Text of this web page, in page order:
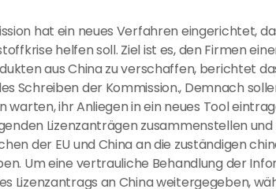
hat ein neues Verfahren eingerichtet,
helfen soll. Ziel ist es, den Firmen
aus China zu verschaffen, berichtet
Schreiben der Kommission., Demnach
warten, ihr Anliegen in ein neues Tool
Lizenzanträgen zusammenstellen
der EU und China an die zuständigen
Um eine vertrauliche Behandlung der
Lizenzantrags an China weitergegeben,